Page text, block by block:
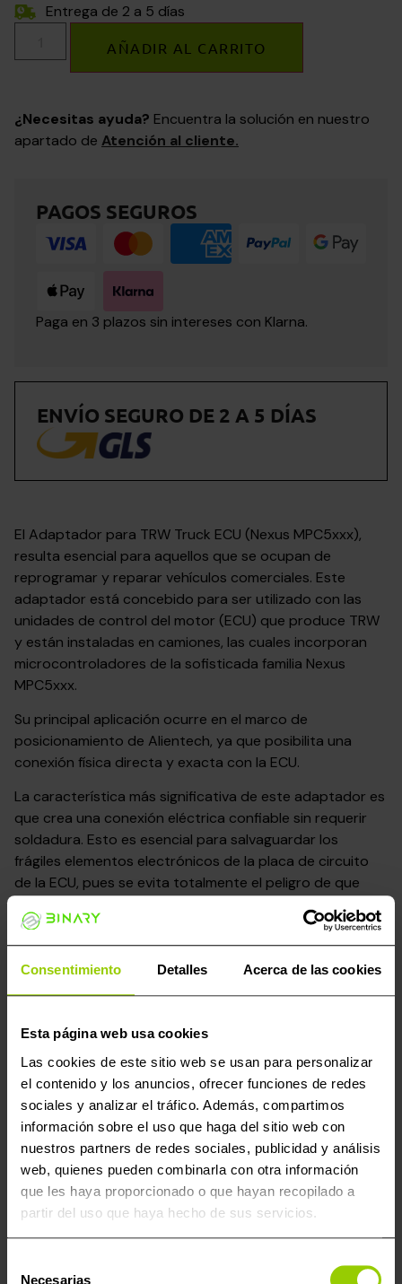
Consentimiento Detalles Acerca de las cookies
Esta página web usa cookies
Las cookies de este sitio web se usan para personalizar
el contenido y los anuncios, ofrecer funciones de redes
sociales y analizar el tráfico. Además, compartimos
información sobre el uso que haga del sitio web con
nuestros partners de redes sociales, publicidad y análisis
web, quienes pueden combinarla con otra información
que les haya proporcionado o que hayan recopilado a
partir del uso que haya hecho de sus servicios.
Necesarias
PAGOS SEGUROS
Paga en 3 plazos sin intereses con Klarna.
ENVÍO SEGURO DE 2 A 5 DÍAS
Entrega de 2 a 5 días
AÑADIR AL CARRITO
¿Necesitas ayuda? Encuentra la solución en nuestro
apartado de Atención al cliente.
El Adaptador para TRW Truck ECU (Nexus MPC5xxx),
resulta esencial para aquellos que se ocupan de
reprogramar y reparar vehículos comerciales. Este
adaptador está concebido para ser utilizado con las
unidades de control del motor (ECU) que produce TRW
y están instaladas en camiones, las cuales incorporan
microcontroladores de la sofisticada familia Nexus
MPC5xxx.
Su principal aplicación ocurre en el marco de
posicionamiento de Alientech, ya que posibilita una
conexión física directa y exacta con la ECU.
La característica más significativa de este adaptador es
que crea una conexión eléctrica confiable sin requerir
soldadura. Esto es esencial para salvaguardar los
frágiles elementos electrónicos de la placa de circuito
de la ECU, pues se evita totalmente el peligro de que
sobrecalentamiento. Asimismo, acelera el flujo de
trabajo debido a que la conexión es más rápida.
este adaptador es un componente esencial, ya que
posibilita que los técnicos lean, escriban y alteren el
software del motor con fines como mejorar la eficiencia
del combustible, optimizar el rendimiento o solucionar
problemas de software.
Productos populares
¡Oferta!